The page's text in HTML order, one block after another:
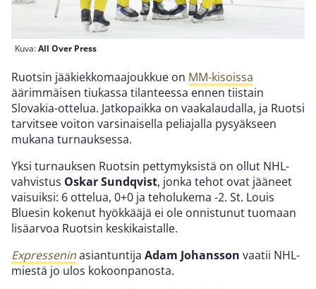
Kuva:All Over Press
Ruotsin jääkiekkomaajoukkue on MM-kisoissa
äärimmäisen tiukassa tilanteessa ennen tiistain
Slovakia-ottelua. Jatkopaikka on vaakalaudalla, ja Ruotsi
tarvitsee voiton varsinaisella peliajalla pysyäkseen
mukana turnauksessa.
Yksi turnauksen Ruotsin pettymyksistä on ollut NHL-
vahvistus Oskar Sundqvist, jonka tehot ovat jääneet
vaisuiksi: 6 ottelua, 0+0 ja teholukema -2. St. Louis
Bluesin kokenut hyökkääjä ei ole onnistunut tuomaan
lisäarvoa Ruotsin keskikaistalle.
Expresseninasiantuntija Adam Johansson vaatii NHL-
miestä jo ulos kokoonpanosta.